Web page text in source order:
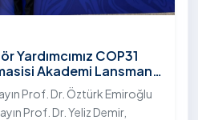
Yardımcımız COP31
Akademi Lansmanı
Prof. Dr. Öztürk Emiroğlu
Prof. Dr. Yeliz Demir,